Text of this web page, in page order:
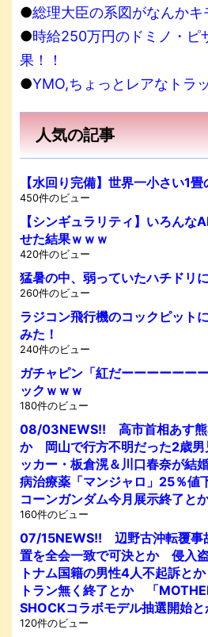
●総理大臣の系図がなんかキ
●時給250万円のドミノ・ピ
果！！
●YMO,ちょっとレアなトラ
人気の記事
【水回り完備】世界一小さい1
450件のビュー
【シンギュラリティ】いろんな
せた結果ｗｗｗ
420件のビュー
猛暑の中、弱っていたハチドリ
260件のビュー
ラジコン飛行機のコックピット
みた！
240件のビュー
ガチャピン「紅だーーーーーー
ックｗｗｗ
180件のビュー
08/03NEWS!! 高市首相あす熊
か 岡山で行方不明だった2歳
ッカー・板倉滉＆川口春奈が
病治療薬「マンジャロ」25％
コーンガンダム今月展示終了と
160件のビュー
07/15NEWS!! 辺野古沖転覆事
置を全会一致で可決とか 侵入
トナム国籍の男性4人不起訴と
トラン無く終了とか 「
SHOCKコラボモデル抽選開始と
120件のビュー